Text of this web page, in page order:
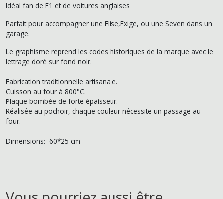
Idéal fan de F1 et de voitures anglaises
Parfait pour accompagner une Elise,Exige, ou une Seven dans un
garage.
Le graphisme reprend les codes historiques de la marque avec le
lettrage doré sur fond noir.
Fabrication traditionnelle artisanale.
Cuisson au four à 800°C.
Plaque bombée de forte épaisseur.
Réalisée au pochoir, chaque couleur nécessite un passage au
four.
Dimensions: 60*25 cm